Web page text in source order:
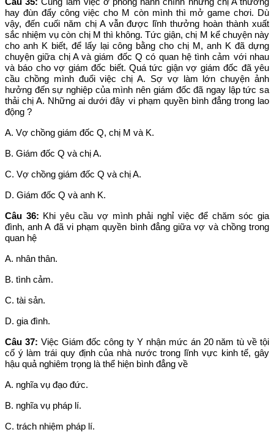
hay đùn đẩy công việc cho M còn mình thì mở game chơi. Dù
vậy, đến cuối năm chị A vẫn được lĩnh thưởng hoàn thành xuất
sắc nhiệm vụ còn chị M thì không. Tức giận, chị M kể chuyện này
cho anh K biết, để lấy lại công bằng cho chị M, anh K đã dựng
chuyện giữa chị A và giám đốc Q có quan hệ tình cảm với nhau
và báo cho vợ giám đốc biết. Quá tức giận vợ giám đốc đã yêu
cầu chồng mình đuổi việc chị A. Sợ vợ làm lớn chuyện ảnh
hưởng đến sự nghiệp của mình nên giám đốc đã ngay lập tức sa
thải chị A. Những ai dưới đây vi phạm quyền bình đẳng trong lao
động ?
A. Vợ chồng giám đốc Q, chị M và K.
B. Giám đốc Q và chị A.
C. Vợ chồng giám đốc Q và chị A.
D. Giám đốc Q và anh K.
Câu 36: Khi yêu cầu vợ mình phải nghỉ việc để chăm sóc gia
đình, anh A đã vi phạm quyền bình đẳng giữa vợ và chồng trong
quan hệ
A. nhân thân.
B. tình cảm.
C. tài sản.
D. gia đình.
Câu 37: Việc Giám đốc công ty Y nhận mức án 20 năm tù về tội
cố ý làm trái quy định của nhà nước trong lĩnh vực kinh tế, gây
hậu quả nghiêm trọng là thể hiện bình đẳng về
A. nghĩa vụ đạo đức.
B. nghĩa vụ pháp lí.
C. trách nhiệm pháp lí.